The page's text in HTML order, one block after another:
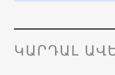
ԿԱՐԴԱԼ